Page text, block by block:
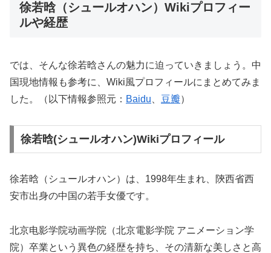
徐若晗（シュールオハン）Wikiプロフィー
ルや経歴
では、そんな徐若晗さんの魅力に迫っていきましょう。中
国現地情報も参考に、Wiki風プロフィールにまとめてみま
した。
（以下情報参照元： Baidu 豆瓣）
徐若晗(シュールオハン)Wikiプロフィール
徐若晗（シュールオハン）は、1998年生まれ、陝西省西
安市出身の中国の若手女優です。
北京电影学院动画学院（北京電影学院 アニメーション学
院）卒業という異色の経歴を持ち、その清新な美しさと高